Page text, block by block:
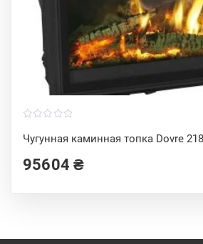
Чугунная каминная топка Dovre
o
u
o
f
95604₴